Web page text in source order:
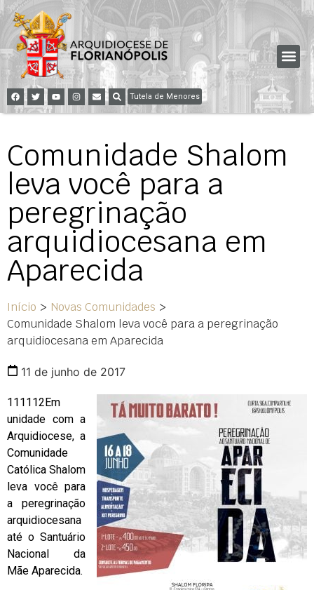
Tutela de Menores
Comunidade Shalom
leva você para a
peregrinação
arquidiocesana em
Aparecida
Início > Novas Comunidades >
Comunidade Shalom leva você para a peregrinação
arquidiocesana em Aparecida
11 de junho de 2017
111112Em
unidade com a
Arquidiocese, a
Comunidade
Católica Shalom
leva você para
a peregrinação
arquidiocesana
até o Santuário
Nacional da
Mãe Aparecida.